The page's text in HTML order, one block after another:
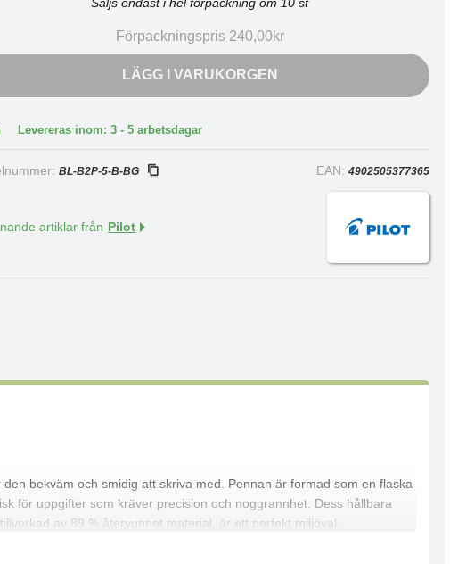
Förpackningspris 240,00kr
LÄGG I VARUKORGEN
Levereras inom: 3 - 5 arbetsdagar
BL-B2P-5-B-BG EAN: 4902505377365
artiklar från Pilot
bekväm och smidig att skriva med. Pennan är formad som en flaska
för uppgifter som kräver precision och noggrannhet. Dess hållbara
av 89 % återvunnet material, är ett perfekt miljöval.